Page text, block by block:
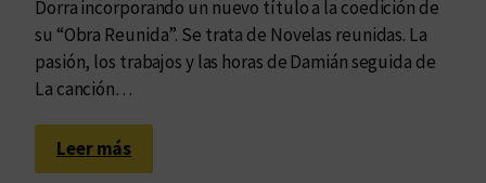
d
e
E
d
i
t
Dorra incorporando un nuevo título a la coedición de
su “Obra Reunida”. Se trata de Novelas reunidas. La
pasión, los trabajos y las horas de Damián seguida de
La canción…
Leer más:
L